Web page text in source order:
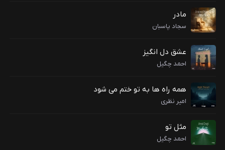
مادر
سجاد پاسبان
عشق دل انگیز
احمد چگیل
همه راه ها به تو ختم می شود
امیر نظری
مثل تو
احمد چگیل